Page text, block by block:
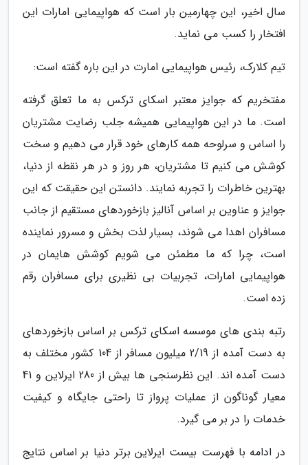
سال اخیر، این چهارمین بار است که هواپیمایی امارات این
افتخار را کسب می نماید.
تیم کلارک، رئیس هواپیمایی امارت در این باره گفته است:
مفتخریم که جوایز معتبر اسکای ترکس به ما تعلق گرفته
است. ما در این هواپیمایی همیشه جلب رضایت مشتریان
را اساس و سرلوحه همه کارهای خود قرار می دهیم و سخت
کوشش می کنیم تا مشتریان، هر روز و در هر نقطه از دنیا،
بهترین خاطرات را تجربه نمایند. دانستن این حقیقت که این
جوایز و عناوین بر اساس آنالیز بازخوردهای مستقیم از جانب
مسافران اهدا می شوند، بسیار لذت بخش و مسرور نماینده
است، چرا که ما مطمئن می شویم کوشش هایمان در
هواپیمایی امارات، تجربیات بی نظیری برای مسافران رقم
زده است.
رتبه بندی های موسسه اسکای ترکس بر اساس بازخوردهای
به دست آمده از 2/19 میلیون مسافر از 104 کشور مختلف به
دست آمده اند. این نظرسنجی ها بیش از 280 ایرلاین و 41
معیار گوناگون از عملیات پرواز تا راحتی جایگاه و کیفیت
خدمات را در بر می گیرد.
در ادامه با فهرست بیست ایرلاین برتر دنیا بر اساس نتایج